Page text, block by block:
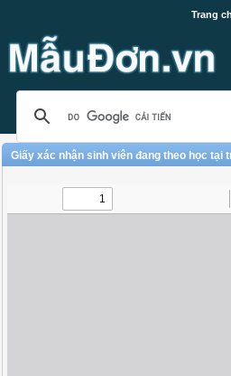
Trang
Giấy xác nhận sinh viên đang theo học tại